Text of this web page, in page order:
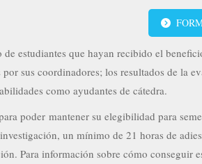
de estudiantes que hayan recibido el
por sus coordinadores; los resultados de la
como ayudantes de cátedra.
poder mantener su elegibilidad para
un mínimo de 21 horas de
Para información sobre cómo conseguir